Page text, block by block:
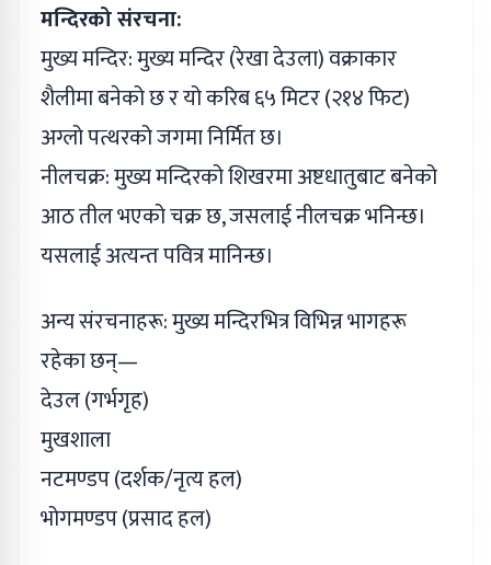
मन्दिरको संरचना:
मुख्य मन्दिर: मुख्य मन्दिर (रेखा देउला) वक्राकार
शैलीमा बनेको छ र यो करिब ६५ मिटर (२१४ फिट)
अग्लो पत्थरको जगमा निर्मित छ।
नीलचक्र: मुख्य मन्दिरको शिखरमा अष्टधातुबाट बनेको
आठ तील भएको चक्र छ, जसलाई नीलचक्र भनिन्छ।
यसलाई अत्यन्त पवित्र मानिन्छ।
अन्य संरचनाहरू: मुख्य मन्दिरभित्र विभिन्न भागहरू
रहेका छन्—
देउल (गर्भगृह)
मुखशाला
नटमण्डप (दर्शक/नृत्य हल)
भोगमण्डप (प्रसाद हल)